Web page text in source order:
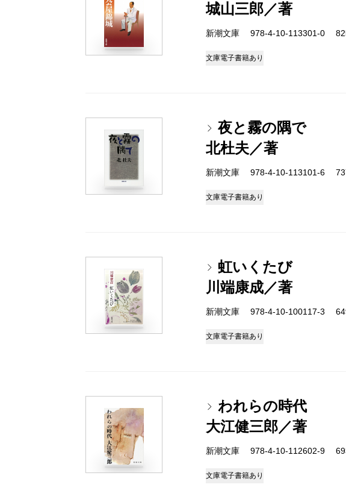
城山三郎／著
新潮文庫 978-4-10-113301-0
文庫電子書籍あり
夜と霧の隅で
北杜夫／著
新潮文庫 978-4-10-113101-6
文庫電子書籍あり
虹いくたび
川端康成／著
新潮文庫 978-4-10-100117-3
文庫電子書籍あり
われらの時代
大江健三郎／著
新潮文庫 978-4-10-112602-9
文庫電子書籍あり